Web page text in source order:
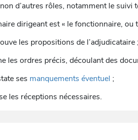
d’autres rôles, notamment le suivi
dirigeant est « le fonctionnaire,
les propositions de l’adjudicataire ;
les ordres précis, découlant des
ses manquements éventuel ;
les réceptions nécessaires.